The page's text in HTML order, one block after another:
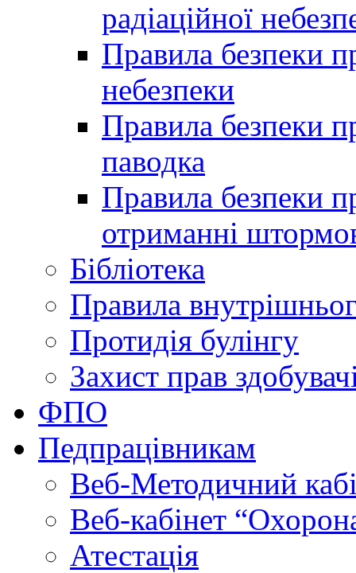
радіаційної
Правила безпеки
небезпеки
Правила безпеки
паводка
Правила безпеки
отриманні
Бібліотека
Правила
Протидія булінгу
Захист прав
ФПО
Педпрацівникам
Веб-Методичний
Веб-кабінет
Атестація